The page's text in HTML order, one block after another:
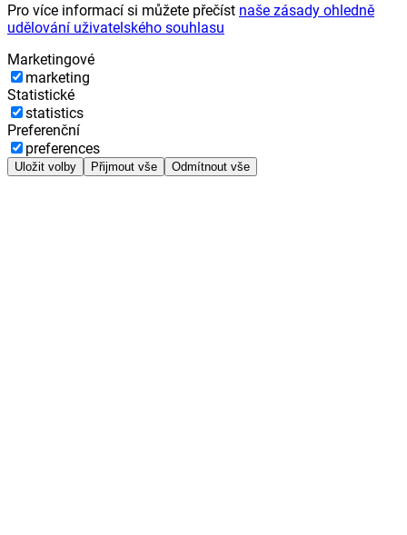
Pro více informací si můžete přečíst naše zásady ohledně
udělování uživatelského souhlasu
Marketingové
marketing
Statistické
statistics
Preferenční
preferences
Uložit volby Přijmout vše Odmítnout vše